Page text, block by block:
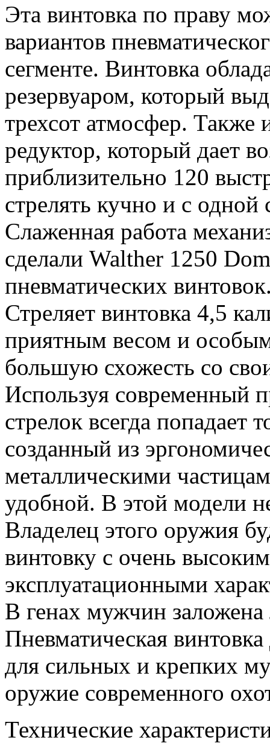
Эта винтовка по праву
вариантов
сегменте. Винтовка
резервуаром, который
трехсот атмосфер. Также
редуктор, который дает
приблизительно 120
стрелять кучно и с одной
Слаженная работа
сделали Walther 1250
пневматических
Стреляет винтовка 4,5
приятным весом и
большую схожесть со
Используя современный
стрелок всегда попадает
созданный из
металлическими
удобной. В этой модели
Владелец этого оружия
винтовку с очень
эксплуатационными
В генах мужчин
Пневматическая
для сильных и крепких
оружие современного
Технические